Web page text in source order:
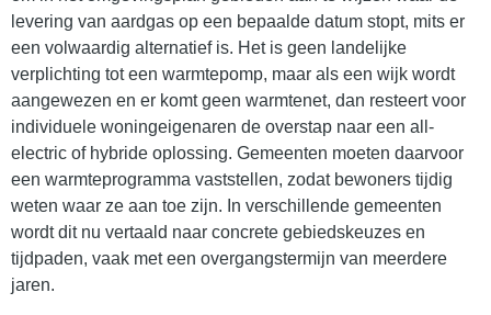
levering van aardgas op een bepaalde datum stopt, mits er
een volwaardig alternatief is. Het is geen landelijke
verplichting tot een warmtepomp, maar als een wijk wordt
aangewezen en er komt geen warmtenet, dan resteert voor
individuele woningeigenaren de overstap naar een all-
electric of hybride oplossing. Gemeenten moeten daarvoor
een warmteprogramma vaststellen, zodat bewoners tijdig
weten waar ze aan toe zijn. In verschillende gemeenten
wordt dit nu vertaald naar concrete gebiedskeuzes en
tijdpaden, vaak met een overgangstermijn van meerdere
jaren.